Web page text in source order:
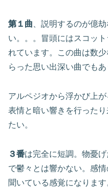
第１曲、説明するのが億
い。。。冒頭にはスコッ
れています。この曲は数
らった思い出深い曲でもあ
アルペジオから浮かび上
表情と暗い響きを行った
たい。
３番は完全に短調。物憂
で鬱々とは響かない。感
聞いている感覚になりま